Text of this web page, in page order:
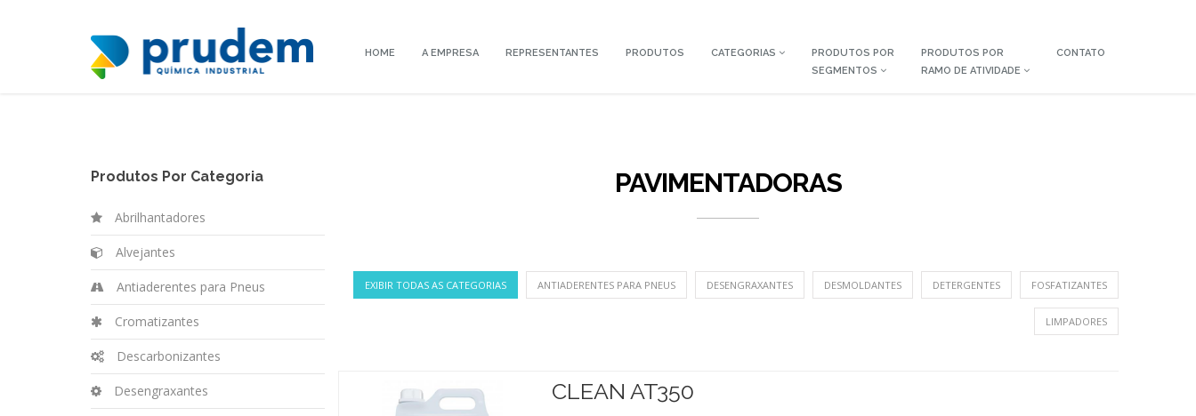
HOME A EMPRESA REPRESENTANTES PRODUTOS CATEGORIAS
PRODUTOS POR
SEGMENTOS
PRODUTOS POR
RAMO DE ATIVIDADE
CONTATO
Produtos Por Categoria
Abrilhantadores
Alvejantes
Antiaderentes para Pneus
Cromatizantes
Descarbonizantes
Desengraxantes
PAVIMENTADORAS
EXIBIR TODAS AS CATEGORIAS ANTIADERENTES PARA PNEUS DESENGRAXANTES DESMOLDANTES DETERGENTES FOSFATIZANTES
LIMPADORES
CLEAN AT350